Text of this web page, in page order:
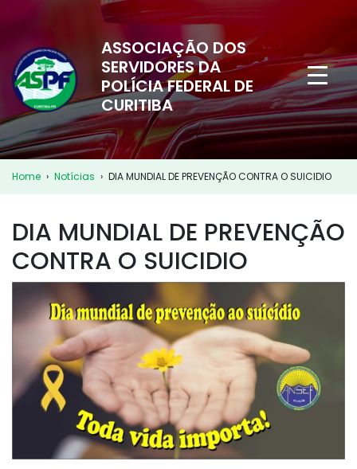
ASSOCIAÇÃO DOS
SERVIDORES DA
POLÍCIA FEDERAL DE
CURITIBA
Home › Notícias › DIA MUNDIAL DE PREVENÇÃO CONTRA O SUICIDIO
DIA MUNDIAL DE PREVENÇÃO
CONTRA O SUICIDIO